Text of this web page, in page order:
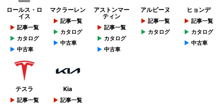
ロールス・ロ
イス
記事一覧
カタログ
中古車
マクラーレン
記事一覧
カタログ
中古車
アストンマー
ティン
記事一覧
カタログ
中古車
アルピーヌ
記事一覧
カタログ
ヒョンデ
記事一覧
カタログ
中古車
テスラ
記事一覧
Kia
記事一覧